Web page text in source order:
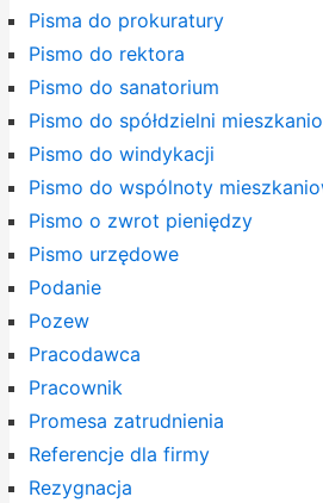
Pisma do prokuratury
Pismo do rektora
Pismo do sanatorium
Pismo do spółdzielni
Pismo do windykacji
Pismo do wspólnoty
Pismo o zwrot pieniędzy
Pismo urzędowe
Podanie
Pozew
Pracodawca
Pracownik
Promesa zatrudnienia
Referencje dla firmy
Rezygnacja